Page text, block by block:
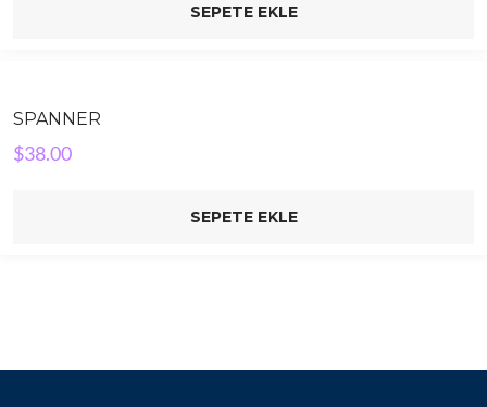
SEPETE EKLE
SPANNER
$38.00
SEPETE EKLE